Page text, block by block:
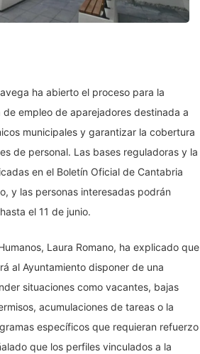
ha abierto el proceso para la
empleo de aparejadores destinada a
municipales y garantizar la cobertura
de personal. Las bases reguladoras y la
en el Boletín Oficial de Cantabria
y las personas interesadas podrán
el 11 de junio.
Laura Romano, ha explicado que
al Ayuntamiento disponer de una
situaciones como vacantes, bajas
acumulaciones de tareas o la
específicos que requieran refuerzo
que los perfiles vinculados a la